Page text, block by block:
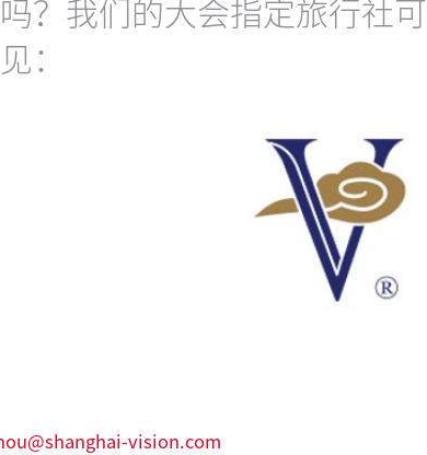
？我们的大会指定旅行社可
：
vision.com